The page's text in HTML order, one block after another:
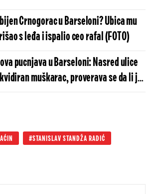
Crnogorac u Barseloni? Ubica mu
s leđa i ispalio ceo rafal (FOTO)
pucnjava u Barseloni: Nasred ulice
muškarac, proverava se da li je
sa ubistvom Maria Đolovića
STANISLAV STANDŽA RADIĆ